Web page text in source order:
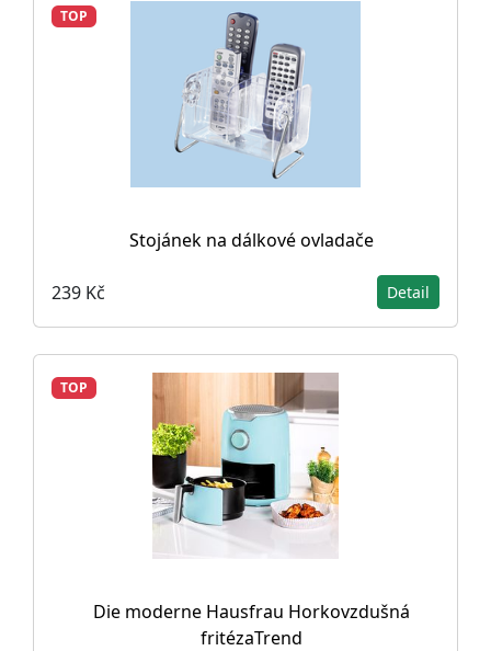
TOP
Stojánek na dálkové ovladače
239 Kč Detail
TOP
Die moderne Hausfrau Horkovzdušná
fritézaTrend